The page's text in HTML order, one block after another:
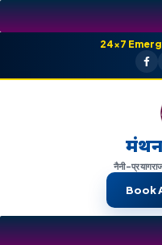
Skip
to
24×7
मंथन
नैनी-
Book